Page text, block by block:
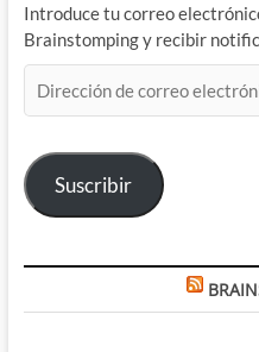
Introduce tu correo
Brainstomping y recibir
de
electrónico
Suscribir